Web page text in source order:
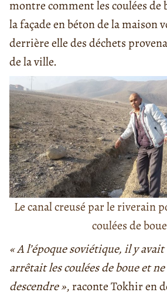
montre comment les coulées
la façade en béton de la maison
derrière elle des déchets
de la ville.
Le canal creusé par le riverain
coulées de
« A l’époque soviétique, il y
arrêtait les coulées de boue et
descendre », raconte Tokhir en